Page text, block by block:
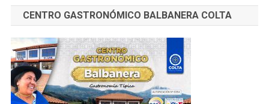
CENTRO GASTRONÓMICO BALBANERA COLTA